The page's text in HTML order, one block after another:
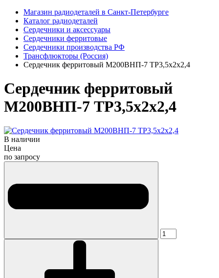
Магазин радиодеталей в Санкт-Петербурге
Каталог радиодеталей
Сердечники и аксессуары
Сердечники ферритовые
Сердечники производства РФ
Трансфлюкторы (Россия)
Сердечник ферритовый М200ВНП-7 ТР3,5х2х2,4
Сердечник ферритовый
М200ВНП-7 ТР3,5х2х2,4
В наличии
Цена
по запросу